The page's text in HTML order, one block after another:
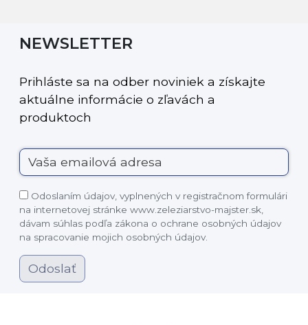
NEWSLETTER
Prihláste sa na odber noviniek a získajte
aktuálne informácie o zľavách a
produktoch
Odoslaním údajov, vyplnených v registračnom formulári
na internetovej stránke www.zeleziarstvo-majster.sk,
dávam súhlas podľa zákona o ochrane osobných údajov
na spracovanie mojich osobných údajov.
Odoslať